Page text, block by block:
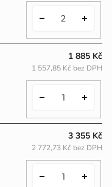
1 885 Kč
1 557,85 Kč bez DPH
3 355 Kč
2 772,73 Kč bez DPH